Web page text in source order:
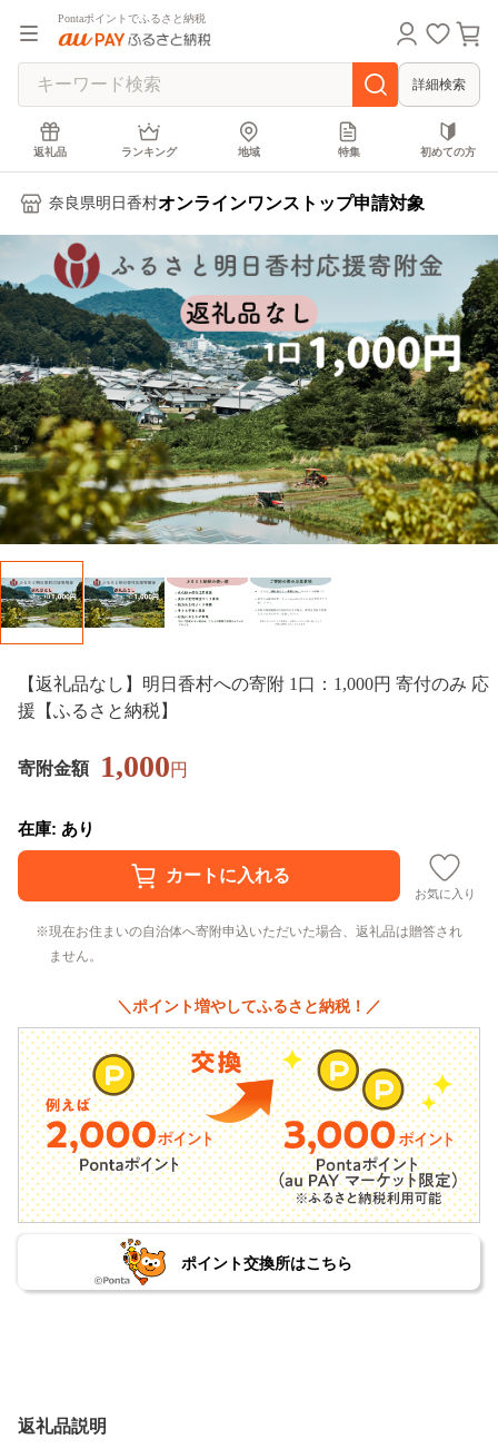
Pontaポイントでふるさと納税
詳細検索
返礼品 ランキング 地域 特集 初めての方
奈良県明日香村オンラインワンストップ申請対象
【返礼品なし】明日香村への寄附 1口：1,000円 寄付のみ 応
援【ふるさと納税】
寄附金額 1,000円
在庫: あり
お気に入り
現在お住まいの自治体へ寄附申込いただいた場合、返礼品は贈答され
ません。
＼ポイント増やしてふるさと納税！／
ポイント交換所はこちら
返礼品説明